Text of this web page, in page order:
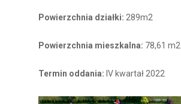
Powierzchnia działki: 289m2
Powierzchnia mieszkalna: 78,61 m2
Termin oddania: IV kwartał 2022